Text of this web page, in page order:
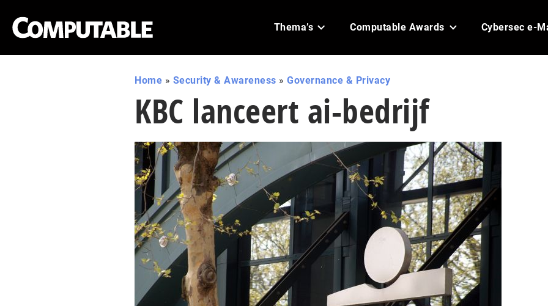
Thema’s Computable Awards Cybersec e-
Home » Security & Awareness » Governance & Privacy
KBC lanceert ai-bedrijf